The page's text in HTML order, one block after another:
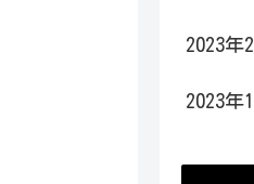
2023年
2023年